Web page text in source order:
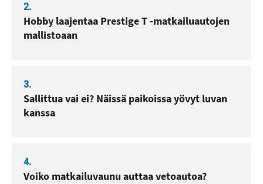
2.
Hobby laajentaa Prestige T -matkailuautojen
mallistoaan
3.
Sallittua vai ei? Näissä paikoissa yövyt luvan
kanssa
4.
Voiko matkailuvaunu auttaa vetoautoa?